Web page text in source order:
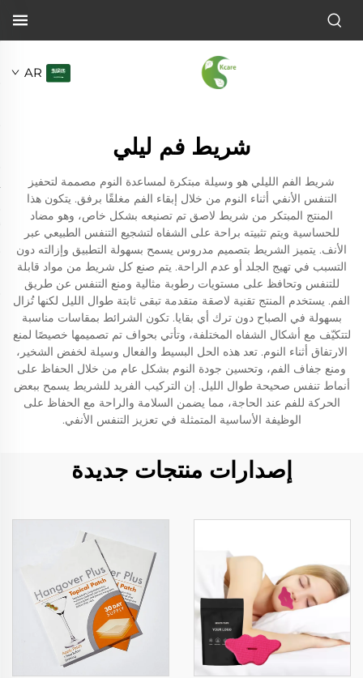
AR
شريط فم ليلي
شريط الفم الليلي هو وسيلة مبتكرة لمساعدة النوم مصممة لتحفيز
التنفس الأنفي أثناء النوم من خلال إبقاء الفم مغلقًا برفق. يتكون هذا
المنتج المبتكر من شريط لاصق تم تصنيعه بشكل خاص، وهو مضاد
للحساسية ويتم تثبيته براحة على الشفاه لتشجيع التنفس الطبيعي عبر
الأنف. يتميز الشريط بتصميم مدروس يسمح بسهولة التطبيق وإزالته دون
التسبب في تهيج الجلد أو عدم الراحة. يتم صنع كل شريط من مواد قابلة
للتنفس وتحافظ على مستويات رطوبة مثالية ومنع التنفس عن طريق
الفم. يستخدم المنتج تقنية لاصقة متقدمة تبقى ثابتة طوال الليل لكنها تُزال
بسهولة في الصباح دون ترك أي بقايا. تكون الشرائط بمقاسات مناسبة
لتتكيّف مع أشكال الشفاه المختلفة، وتأتي بحواف تم تصميمها خصيصًا لمنع
الارتفاق أثناء النوم. تعد هذه الحل البسيط والفعال وسيلة لخفض الشخير،
ومنع جفاف الفم، وتحسين جودة النوم بشكل عام من خلال الحفاظ على
أنماط تنفس صحيحة طوال الليل. إن التركيب الفريد للشريط يسمح ببعض
الحركة للفم عند الحاجة، مما يضمن السلامة والراحة مع الحفاظ على
الوظيفة الأساسية المتمثلة في تعزيز التنفس الأنفي.
إصدارات منتجات جديدة